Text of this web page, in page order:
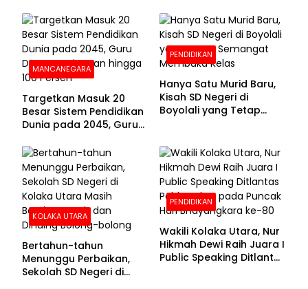
Sekolah
MANCANEGARA
Targetkan Masuk 20
Besar Sistem Pendidikan
Dunia pada 2045, Guru
100 Persen
PENDIDIKAN
Hanya Satu Murid Baru,
Kisah SD Negeri di
Boyolali yang Tetap
KOLAKA UTARA
Bertahun-tahun
Menunggu Perbaikan,
Sekolah SD Negeri di
PENDIDIKAN
Wakili Kolaka Utara, Nur
Hikmah Dewi Raih Juara I
Public Speaking Ditlantas